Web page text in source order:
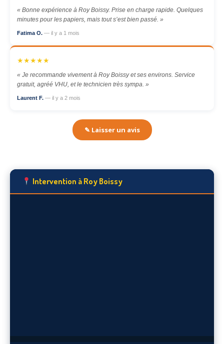
« Bonne expérience à Roy Boissy. Prise en charge rapide. Quelques
minutes pour les papiers, mais tout s’est bien passé. »
Fatima O. — il y a 1 mois
★★★★★
« Je recommande vivement à Roy Boissy et ses environs. Service
gratuit, agréé VHU, et le technicien très sympa. »
Laurent F. — il y a 2 mois
✎ Laisser un avis
Intervention à Roy Boissy